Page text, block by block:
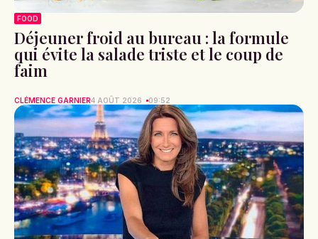
FOOD
Déjeuner froid au bureau : la formule
qui évite la salade triste et le coup de
faim
CLÉMENCE GARNIER4 AOÛT 2026 09:52